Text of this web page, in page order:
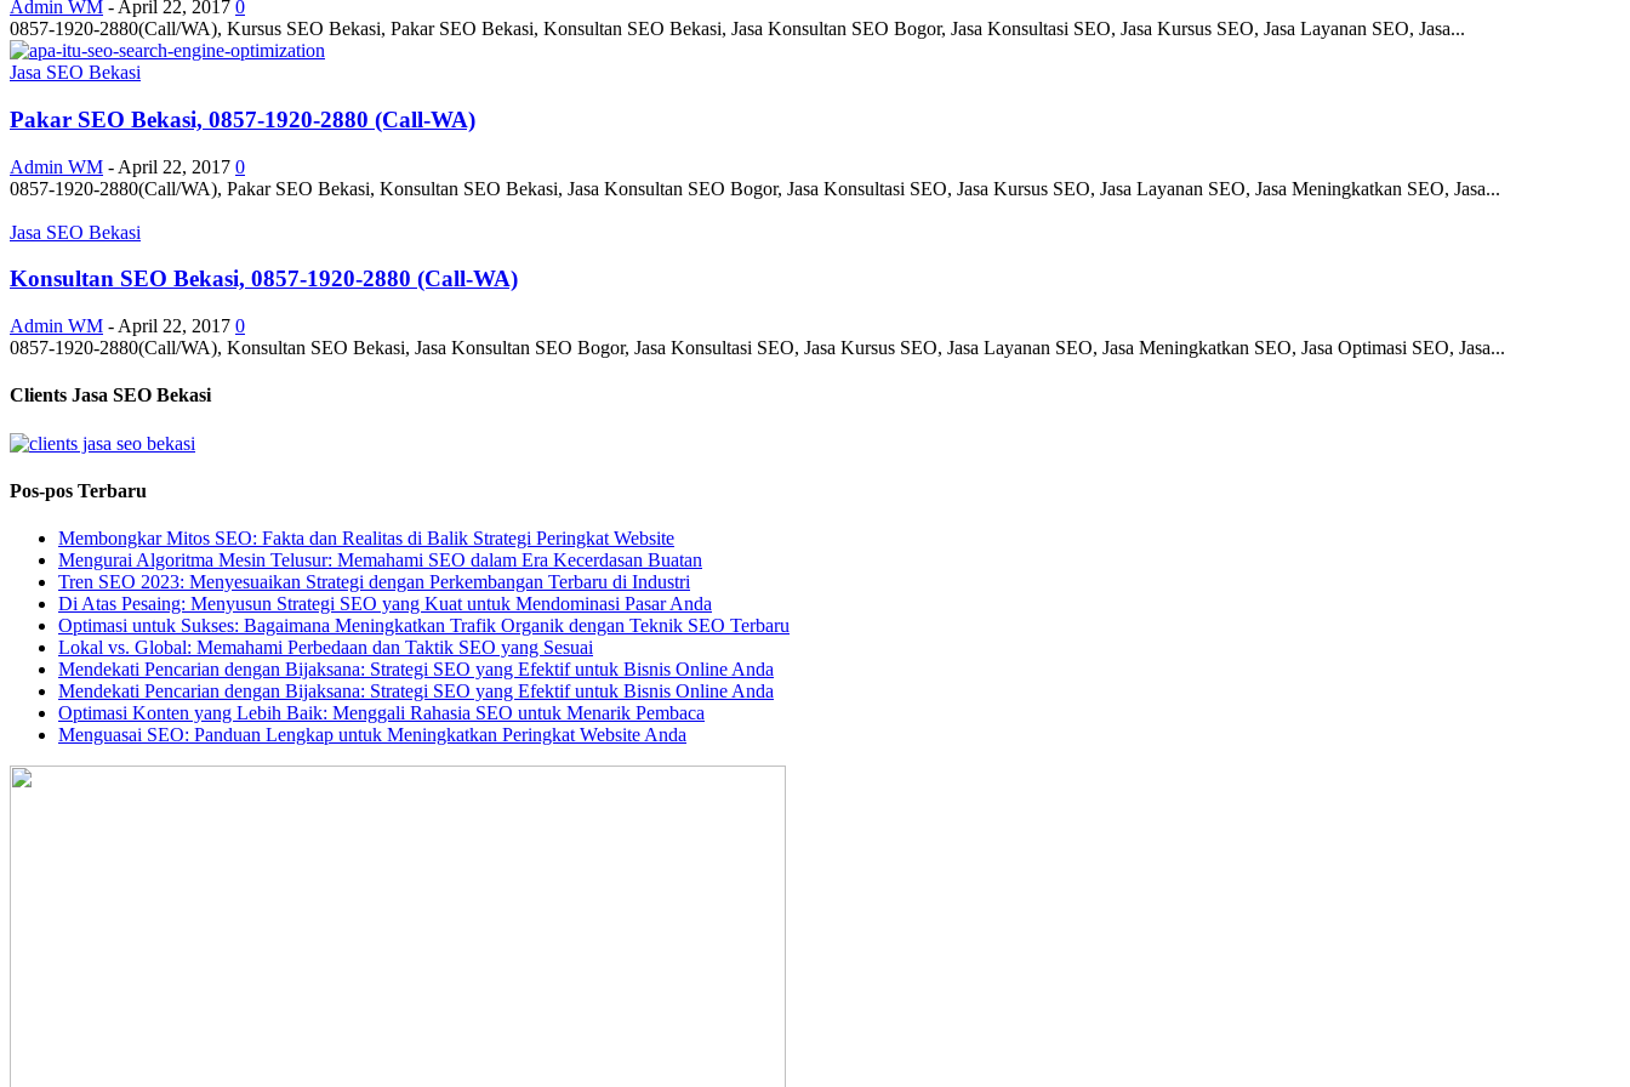
Admin WM - April 22, 2017 0
0857-1920-2880(Call/WA), Kursus SEO Bekasi, Pakar SEO Bekasi, Konsultan SEO Bekasi, Jasa Konsultan SEO Bogor, Jasa Konsultasi SEO, Jasa Kursus SEO, Jasa Layanan SEO, Jasa...
Jasa SEO Bekasi
Pakar SEO Bekasi, 0857-1920-2880 (Call-WA)
Admin WM - April 22, 2017 0
0857-1920-2880(Call/WA), Pakar SEO Bekasi, Konsultan SEO Bekasi, Jasa Konsultan SEO Bogor, Jasa Konsultasi SEO, Jasa Kursus SEO, Jasa Layanan SEO, Jasa Meningkatkan SEO, Jasa...
Jasa SEO Bekasi
Konsultan SEO Bekasi, 0857-1920-2880 (Call-WA)
Admin WM - April 22, 2017 0
0857-1920-2880(Call/WA), Konsultan SEO Bekasi, Jasa Konsultan SEO Bogor, Jasa Konsultasi SEO, Jasa Kursus SEO, Jasa Layanan SEO, Jasa Meningkatkan SEO, Jasa Optimasi SEO, Jasa...
Clients Jasa SEO Bekasi
Pos-pos Terbaru
Membongkar Mitos SEO: Fakta dan Realitas di Balik Strategi Peringkat Website
Mengurai Algoritma Mesin Telusur: Memahami SEO dalam Era Kecerdasan Buatan
Tren SEO 2023: Menyesuaikan Strategi dengan Perkembangan Terbaru di Industri
Di Atas Pesaing: Menyusun Strategi SEO yang Kuat untuk Mendominasi Pasar Anda
Optimasi untuk Sukses: Bagaimana Meningkatkan Trafik Organik dengan Teknik SEO Terbaru
Lokal vs. Global: Memahami Perbedaan dan Taktik SEO yang Sesuai
Mendekati Pencarian dengan Bijaksana: Strategi SEO yang Efektif untuk Bisnis Online Anda
Mendekati Pencarian dengan Bijaksana: Strategi SEO yang Efektif untuk Bisnis Online Anda
Optimasi Konten yang Lebih Baik: Menggali Rahasia SEO untuk Menarik Pembaca
Menguasai SEO: Panduan Lengkap untuk Meningkatkan Peringkat Website Anda